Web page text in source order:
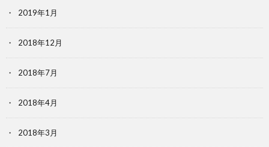
2019年1月
2018年12月
2018年7月
2018年4月
2018年3月